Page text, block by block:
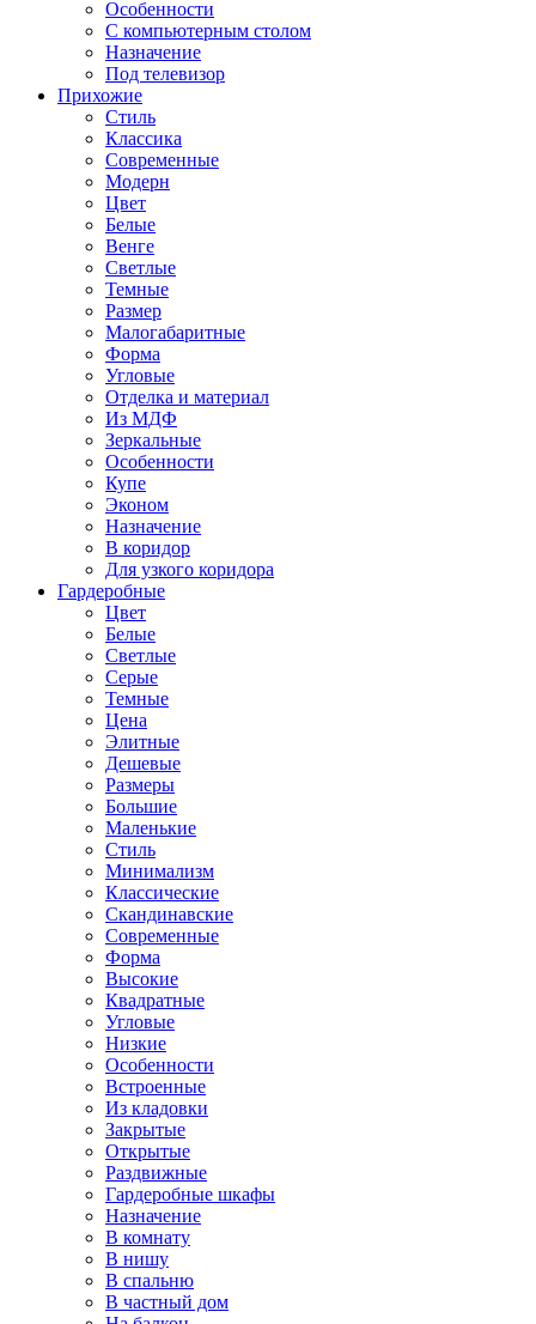
Особенности
С компьютерным столом
Назначение
Под телевизор
Прихожие
Стиль
Классика
Современные
Модерн
Цвет
Белые
Венге
Светлые
Темные
Размер
Малогабаритные
Форма
Угловые
Отделка и материал
Из МДФ
Зеркальные
Особенности
Купе
Эконом
Назначение
В коридор
Для узкого коридора
Гардеробные
Цвет
Белые
Светлые
Серые
Темные
Цена
Элитные
Дешевые
Размеры
Большие
Маленькие
Стиль
Минимализм
Классические
Скандинавские
Современные
Форма
Высокие
Квадратные
Угловые
Низкие
Особенности
Встроенные
Из кладовки
Закрытые
Открытые
Раздвижные
Гардеробные шкафы
Назначение
В комнату
В нишу
В спальню
В частный дом